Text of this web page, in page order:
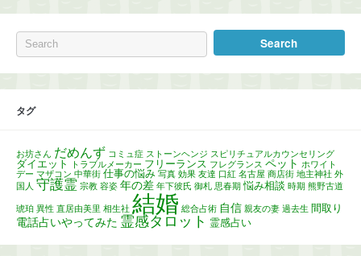
タグ
お坊さん だめんず コミュ症 ストーンヘンジ スピリチュアルカウンセリング
ダイエット トラブルメーカー フリーランス フレグランス ペット ホワイト
デー マザコン 中華街 仕事の悩み 写真 効果 友達 口紅 名古屋 商店街 地主神社 外
国人 守護霊 宗教 容姿 年の差 年下彼氏 御札 思春期 悩み相談 時期 熊野古道
琥珀 異性 直居由美里 相生社 結婚 総合占術 自信 親友の妻 過去生 間取り
電話占いやってみた 霊感タロット 霊感占い